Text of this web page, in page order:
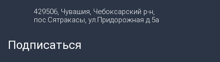
429506, Чувашия, Чебоксарский р-н,
пос.Сятракасы, ул.Придорожная д.5а
Подписаться